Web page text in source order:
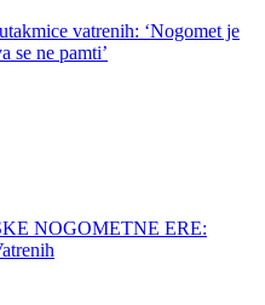
vatrenih: ‘Nogomet je
se ne pamti’
NOGOMETNE ERE: